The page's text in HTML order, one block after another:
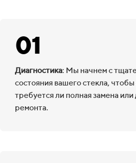
01
Диагностика: Мы начнем с
состояния вашего стекла,
требуется ли полная замена или
ремонта.